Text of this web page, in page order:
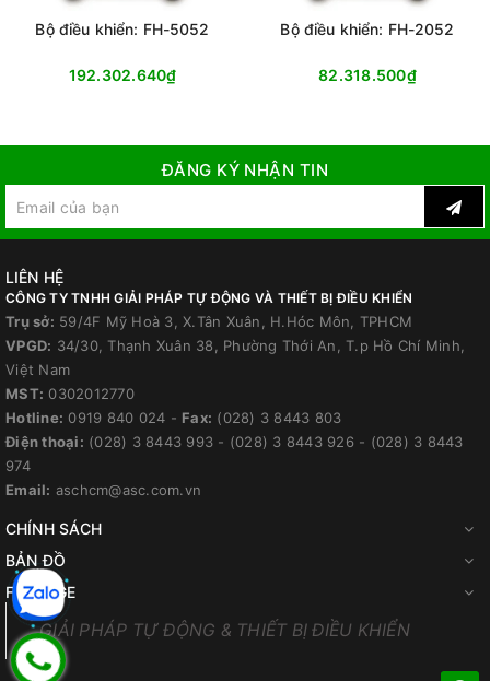
Bộ điều khiển: FH-5052
192.302.640₫
Bộ điều khiển: FH-2052
82.318.500₫
ĐĂNG KÝ NHẬN TIN
LIÊN HỆ
CÔNG TY TNHH GIẢI PHÁP TỰ ĐỘNG VÀ THIẾT BỊ ĐIỀU KHIỂN
Trụ sở: 59/4F Mỹ Hoà 3, X.Tân Xuân, H.Hóc Môn, TPHCM
VPGD: 34/30, Thạnh Xuân 38, Phường Thới An, T.p Hồ Chí Minh,
Việt Nam
MST: 0302012770
Hotline: 0919 840 024 - Fax: (028) 3 8443 803
Điện thoại: (028) 3 8443 993 - (028) 3 8443 926 - (028) 3 8443
974
Email: aschcm@asc.com.vn
CHÍNH SÁCH
BẢN ĐỒ
FANPAGE
GIẢI PHÁP TỰ ĐỘNG & THIẾT BỊ ĐIỀU KHIỂN